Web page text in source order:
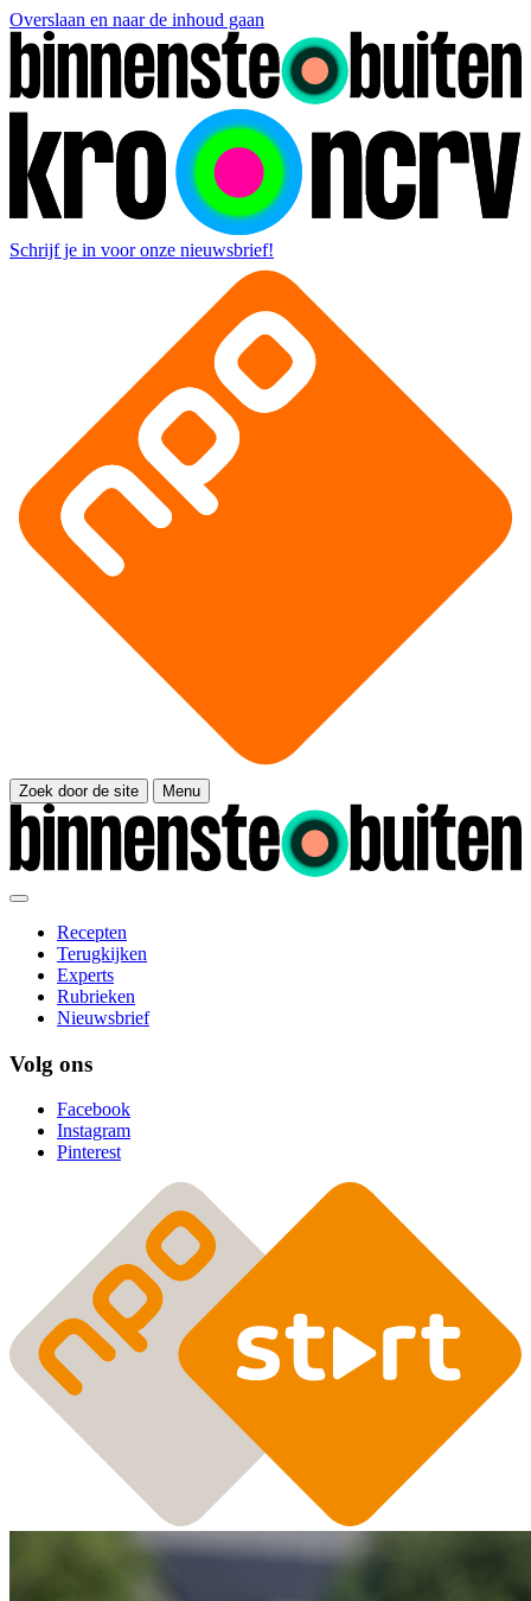
Overslaan en naar de inhoud gaan
Schrijf je in voor onze nieuwsbrief!
Zoek door de site Menu
Recepten
Terugkijken
Experts
Rubrieken
Nieuwsbrief
Volg ons
Facebook
Instagram
Pinterest